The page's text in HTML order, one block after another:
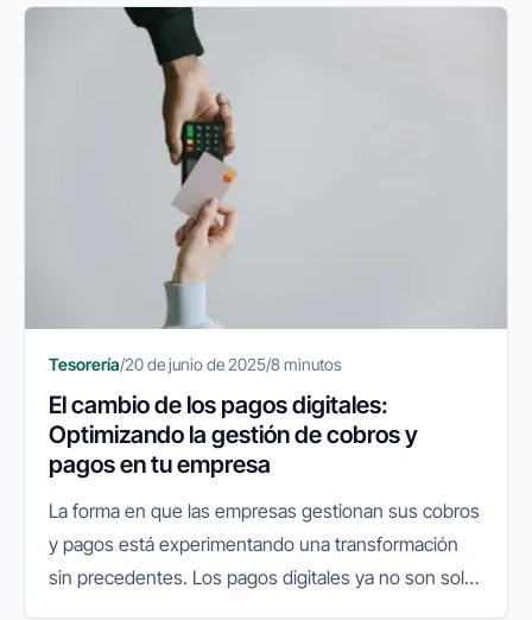
Tesorería/20 de junio de 2025/8 minutos
El cambio de los pagos digitales:
Optimizando la gestión de cobros y
pagos en tu empresa
La forma en que las empresas gestionan sus cobros
y pagos está experimentando una transformación
sin precedentes. Los pagos digitales ya no son solo